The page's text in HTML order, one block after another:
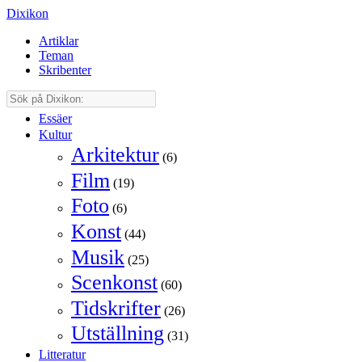
Dixikon
Artiklar
Teman
Skribenter
Essäer
Kultur
Arkitektur (6)
Film (19)
Foto (6)
Konst (44)
Musik (25)
Scenkonst (60)
Tidskrifter (26)
Utställning (31)
Litteratur